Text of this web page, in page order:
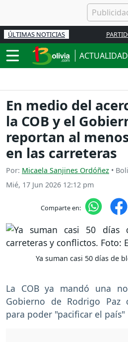
ÚLTIMAS NOTICIAS
ACTUALIDAD
En medio del
la COB y el
reportan al
en las carreteras
Por: Micaela Sanjines Ordóñez •
Mié, 17 Jun 2026 12:12 pm
Comparte en:
Ya suman casi 50 días de
La COB ya mandó una
Gobierno de Rodrigo Paz
para poder "pacificar el país"